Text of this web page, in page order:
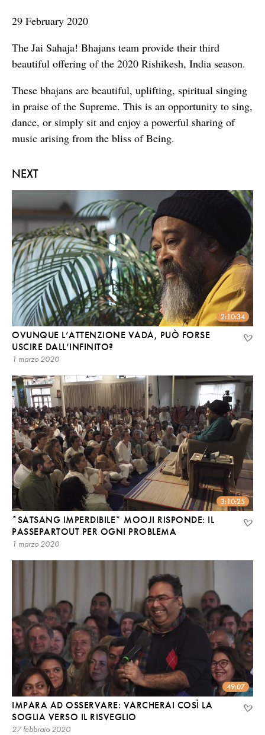
NEXT
2:10:34
OVUNQUE L’ATTENZIONE VADA, PUÒ FORSE
USCIRE DALL’INFINITO?
1 marzo 2020
3:10:25
*SATSANG IMPERDIBILE* MOOJI RISPONDE: IL
PASSEPARTOUT PER OGNI PROBLEMA
1 marzo 2020
49:07
IMPARA AD OSSERVARE: VARCHERAI COSÌ LA
SOGLIA VERSO IL RISVEGLIO
27 febbraio 2020
29 February 2020
The Jai Sahaja! Bhajans team provide their third
beautiful offering of the 2020 Rishikesh, India season.
These bhajans are beautiful, uplifting, spiritual singing
in praise of the Supreme. This is an opportunity to sing,
dance, or simply sit and enjoy a powerful sharing of
music arising from the bliss of Being.